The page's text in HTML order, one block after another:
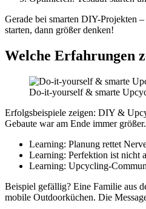
Gerade bei smarten DIY-Projekten
starten, dann größer denken!
Welche Erfahrungen
Do-it-yourself & smarte
Erfolgsbeispiele zeigen: DIY &
Gebaute war am Ende immer größer.
Learning: Planung rettet
Learning: Perfektion ist nicht
Learning: Upcycling-
Beispiel gefällig? Eine Familie aus
mobile Outdoorküchen. Die